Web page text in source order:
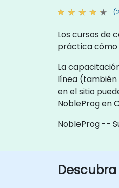
Los cursos de
práctica cómo
La
línea (también
en el sitio
NobleProg en
NobleProg --